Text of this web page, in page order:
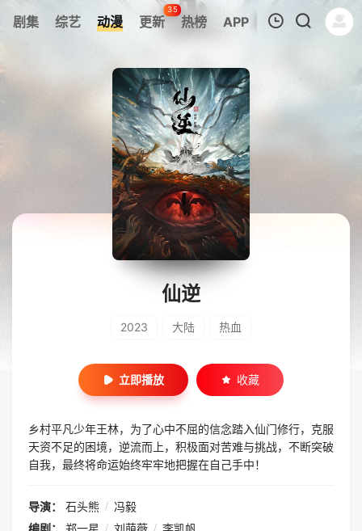
剧集 综艺 动漫 更新
35
热榜 APP
暂无观看影片的记录
仙逆
2023 大陆 热血
立即播放 收藏
乡村平凡少年王林，为了心中不屈的信念踏入仙门修行，克服
天资不足的困境，逆流而上，积极面对苦难与挑战，不断突破
自我，最终将命运始终牢牢地把握在自己手中！
导演： 石头熊 / 冯毅
编剧：
郑一星 / 刘萌薇 / 李凯帆